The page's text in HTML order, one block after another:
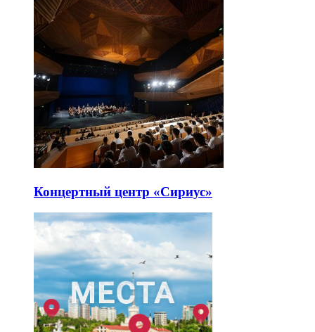
Концертный центр «Сириус»